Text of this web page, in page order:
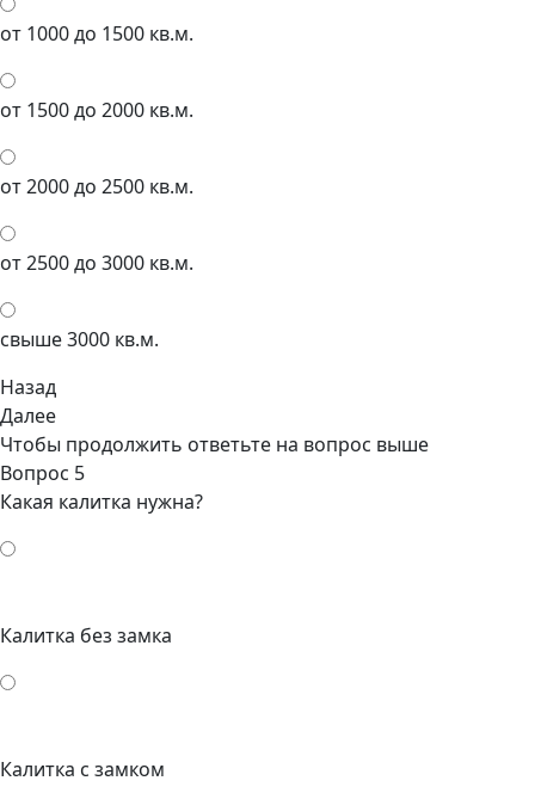
от 1000 до 1500 кв.м.
от 1500 до 2000 кв.м.
от 2000 до 2500 кв.м.
от 2500 до 3000 кв.м.
свыше 3000 кв.м.
Назад
Далее
Чтобы продолжить ответьте на вопрос выше
Вопрос 5
Какая калитка нужна?
Калитка без замка
Калитка с замком